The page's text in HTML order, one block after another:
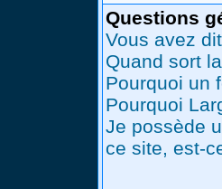
Questions
Vous avez
Quand sort
Pourquoi un
Pourquoi
Je possède
ce site, est-